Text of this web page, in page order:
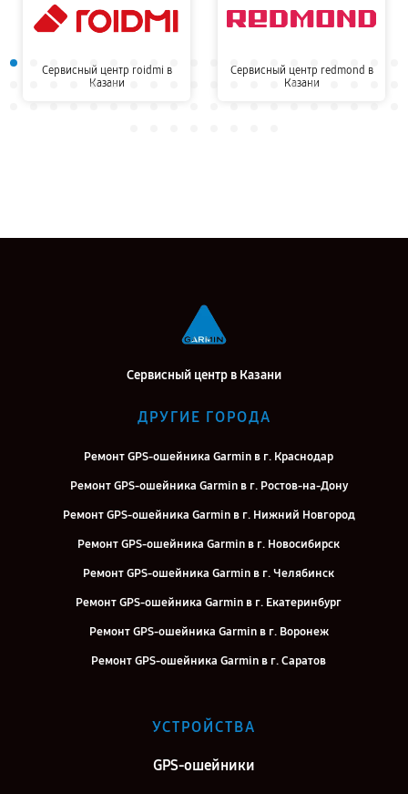
Сервисный центр roidmi в
Казани
Сервисный центр redmond в
Казани
Сервисный центр в Казани
ДРУГИЕ ГОРОДА
Ремонт GPS-ошейника Garmin в г. Краснодар
Ремонт GPS-ошейника Garmin в г. Ростов-на-Дону
Ремонт GPS-ошейника Garmin в г. Нижний Новгород
Ремонт GPS-ошейника Garmin в г. Новосибирск
Ремонт GPS-ошейника Garmin в г. Челябинск
Ремонт GPS-ошейника Garmin в г. Екатеринбург
Ремонт GPS-ошейника Garmin в г. Воронеж
Ремонт GPS-ошейника Garmin в г. Саратов
Ремонт GPS-ошейника Garmin в г. Киров
УСТРОЙСТВА
GPS-ошейники